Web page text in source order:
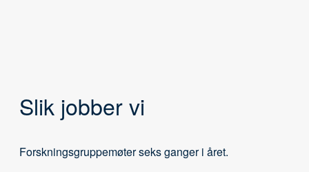
Slik jobber vi
Forskningsgruppemøter seks ganger i året.